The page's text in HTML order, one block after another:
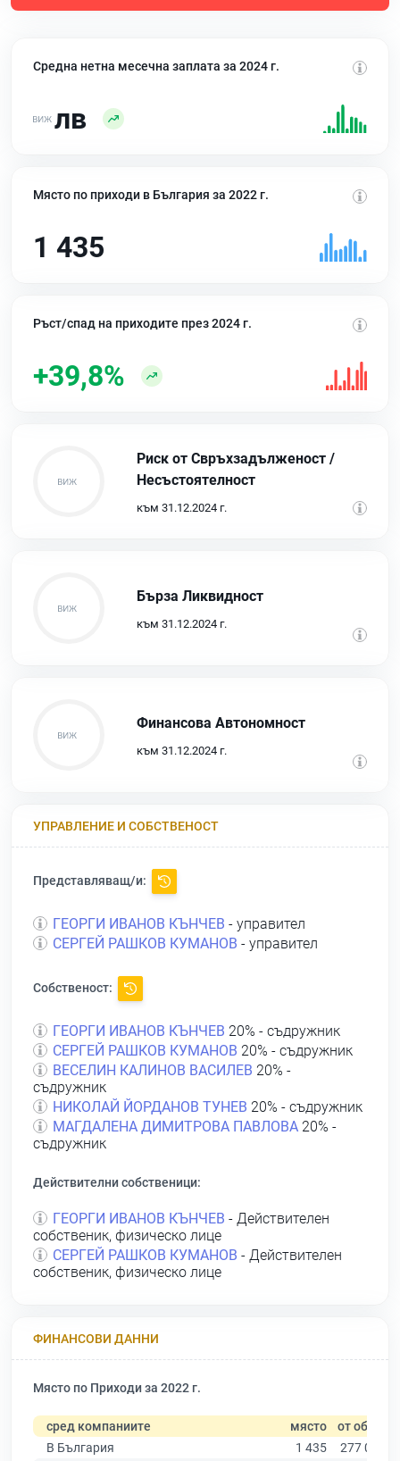
Средна нетна месечна заплата за 2024 г.
лв
Място по приходи в България за 2022 г.
1 435
Ръст/спад на приходите през 2024 г.
+39,8%
Риск от Свръхзадълженост /
Несъстоятелност
към 31.12.2024 г.
Бърза Ликвидност
към 31.12.2024 г.
Финансова Автономност
към 31.12.2024 г.
УПРАВЛЕНИЕ И СОБСТВЕНОСТ
Представляващ/и:
ГЕОРГИ ИВАНОВ КЪНЧЕВ - управител
СЕРГЕЙ РАШКОВ КУМАНОВ - управител
Собственост:
ГЕОРГИ ИВАНОВ КЪНЧЕВ 20% - съдружник
СЕРГЕЙ РАШКОВ КУМАНОВ 20% - съдружник
ВЕСЕЛИН КАЛИНОВ ВАСИЛЕВ 20% -
съдружник
НИКОЛАЙ ЙОРДАНОВ ТУНЕВ 20% - съдружник
МАГДАЛЕНА ДИМИТРОВА ПАВЛОВА 20% -
съдружник
Действителни собственици:
ГЕОРГИ ИВАНОВ КЪНЧЕВ - Действителен
собственик, физическо лице
СЕРГЕЙ РАШКОВ КУМАНОВ - Действителен
собственик, физическо лице
ФИНАНСОВИ ДАННИ
Място по Приходи за 2022 г.
сред компаниите място от общо
В България
1 435 277 019